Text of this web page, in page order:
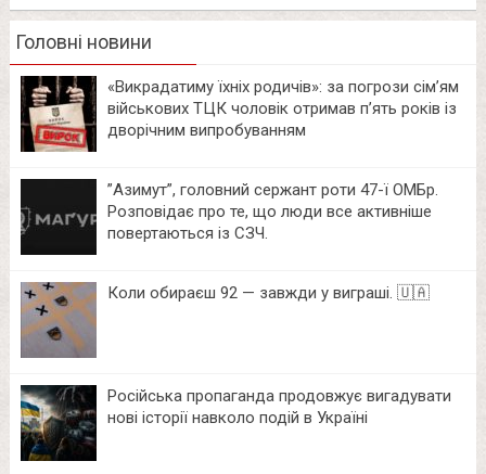
Головні новини
«Викрадатиму їхніх родичів»: за погрози сім’ям
військових ТЦК чоловік отримав п’ять років із
дворічним випробуванням
⁨”Азимут”, головний сержант роти 47-ї ОМБр.
Розповідає про те, що люди все активніше
повертаються із СЗЧ.
Коли обираєш 92 — завжди у виграші. 🇺🇦
Російська пропаганда продовжує вигадувати
нові історії навколо подій в Україні